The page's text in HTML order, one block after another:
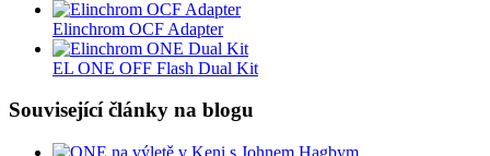
Elinchrom OCF Adapter
EL ONE OFF Flash Dual Kit
Související články na blogu